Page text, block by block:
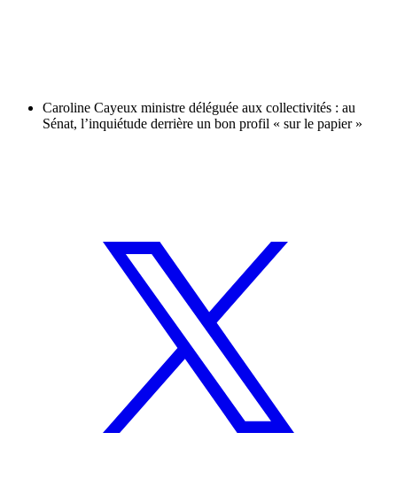
Caroline Cayeux ministre déléguée aux collectivités : au
Sénat, l’inquiétude derrière un bon profil « sur le papier »